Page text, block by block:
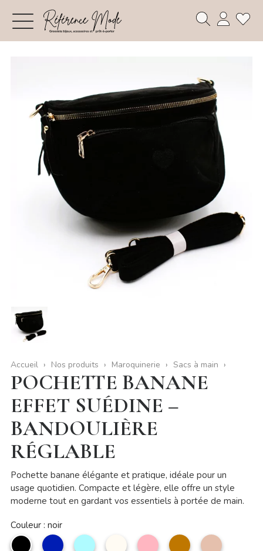
Accueil Nos produits Maroquinerie Sacs à main
POCHETTE BANANE
EFFET SUÉDINE –
BANDOULIÈRE
RÉGLABLE
Pochette banane élégante et pratique, idéale pour un
usage quotidien. Compacte et légère, elle offre un style
moderne tout en gardant vos essentiels à portée de main.
Couleur : noir
noir marine
Bleu
Beige
Rose
camel
Taupe